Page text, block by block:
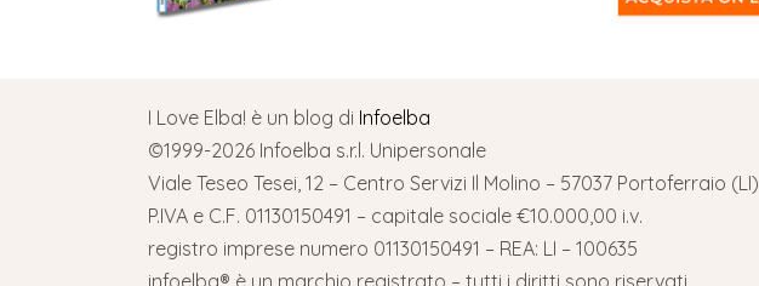
I Love Elba! è un blog di Infoelba
©1999-2026 Infoelba s.r.l. Unipersonale
Viale Teseo Tesei, 12 – Centro Servizi Il Molino – 57037 Portoferraio (LI)
P.IVA e C.F. 01130150491 – capitale sociale €10.000,00 i.v.
registro imprese numero 01130150491 – REA: LI – 100635